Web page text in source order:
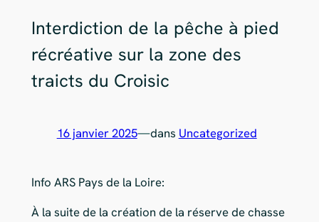
Interdiction de la pêche à pied
récréative sur la zone des
traicts du Croisic
16 janvier 2025—dans Uncategorized
Info ARS Pays de la Loire:
À la suite de la création de la réserve de chasse